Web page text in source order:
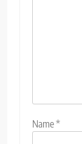
Name*